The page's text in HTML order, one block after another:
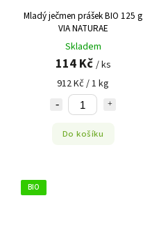
Mladý ječmen prášek BIO 125 g
VIA NATURAE
Skladem
114 Kč / ks
912 Kč / 1 kg
Do košíku
BIO